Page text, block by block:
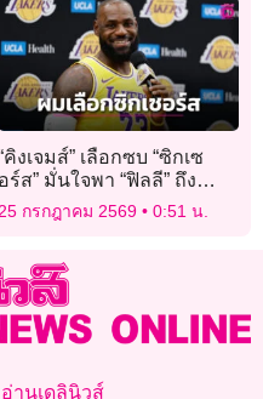
คิงเจมส์” เลือกซบ “ซิกเซ
อร์ส” มั่นใจพา “ฟิลลี” ถึง
แชมป์ชัวร์
25 กรกฎาคม 2569 0:51 น.
านเดลินิวส์